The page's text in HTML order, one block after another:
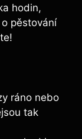
hodin,
pěstování
ráno nebo
tak